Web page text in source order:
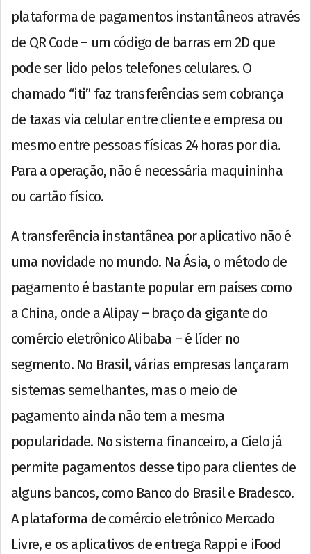
plataforma de pagamentos instantâneos através
de QR Code – um código de barras em 2D que
pode ser lido pelos telefones celulares. O
chamado “iti” faz transferências sem cobrança
de taxas via celular entre cliente e empresa ou
mesmo entre pessoas físicas 24 horas por dia.
Para a operação, não é necessária maquininha
ou cartão físico.
A transferência instantânea por aplicativo não é
uma novidade no mundo. Na Ásia, o método de
pagamento é bastante popular em países como
a China, onde a Alipay – braço da gigante do
comércio eletrônico Alibaba – é líder no
segmento. No Brasil, várias empresas lançaram
sistemas semelhantes, mas o meio de
pagamento ainda não tem a mesma
popularidade. No sistema financeiro, a Cielo já
permite pagamentos desse tipo para clientes de
alguns bancos, como Banco do Brasil e Bradesco.
A plataforma de comércio eletrônico Mercado
Livre, e os aplicativos de entrega Rappi e iFood